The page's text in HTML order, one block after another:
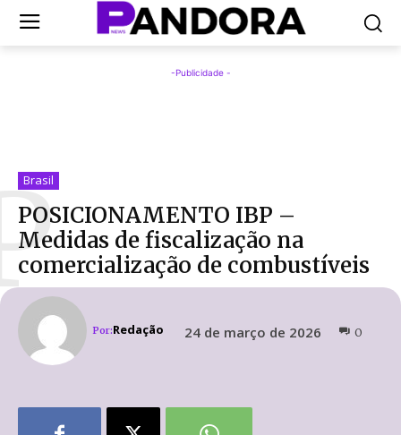
-Publicidade -
Brasil
POSICIONAMENTO IBP –
Medidas de fiscalização na
comercialização de combustíveis
Por:Redação 24 de março de 2026 0